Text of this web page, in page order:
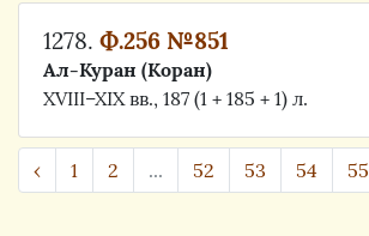
1278. Ф.256 №851
Ал-Куран (Коран)
XVIII–XIX вв., 187 (1 + 185 + 1) л.
‹ 1 2 ... 52 53 54 55